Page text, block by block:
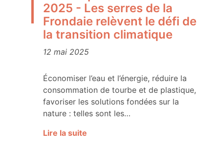
2025 - Les serres de la
Frondaie relèvent le défi de
la transition climatique
12 mai 2025
Économiser l’eau et l’énergie, réduire la
consommation de tourbe et de plastique,
favoriser les solutions fondées sur la
nature : telles sont les…
Lire la suite